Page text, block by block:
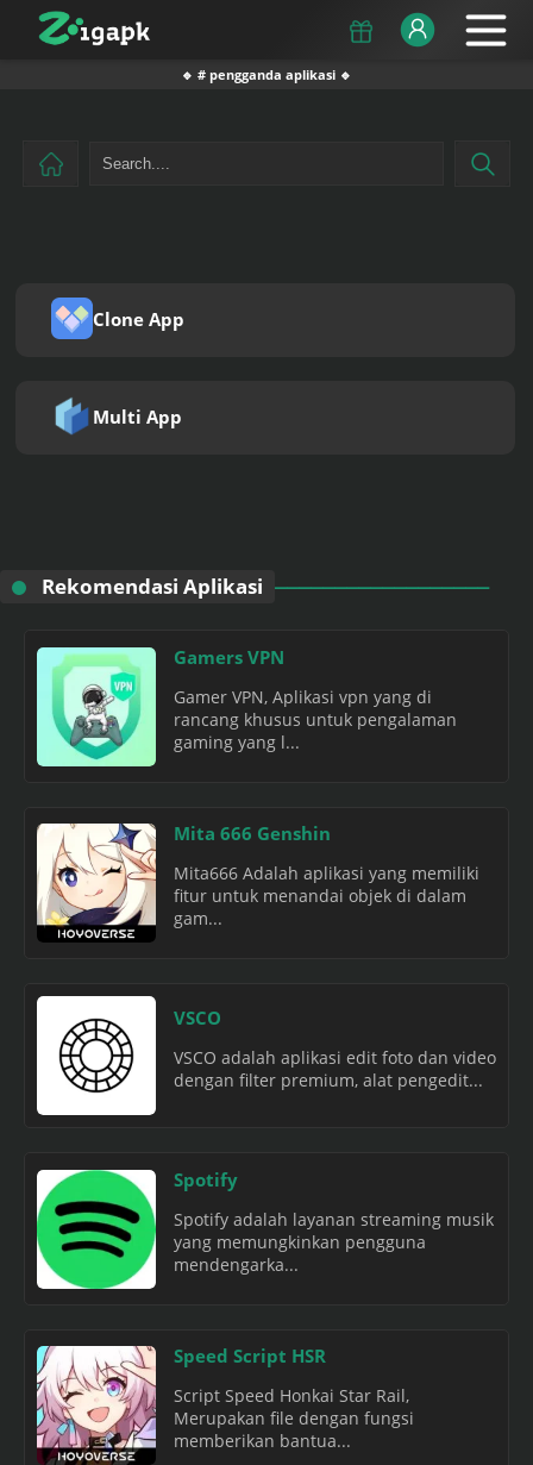
🔹 # pengganda aplikasi 🔹
Clone App
Multi App
Rekomendasi Aplikasi
Gamers VPN
Gamer VPN, Aplikasi vpn yang di
rancang khusus untuk pengalaman
gaming yang l...
Mita 666 Genshin
Mita666 Adalah aplikasi yang memiliki
fitur untuk menandai objek di dalam
gam...
VSCO
VSCO adalah aplikasi edit foto dan video
dengan filter premium, alat pengedit...
Spotify
Spotify adalah layanan streaming musik
yang memungkinkan pengguna
mendengarka...
Speed Script HSR
Script Speed Honkai Star Rail,
Merupakan file dengan fungsi
memberikan bantua...